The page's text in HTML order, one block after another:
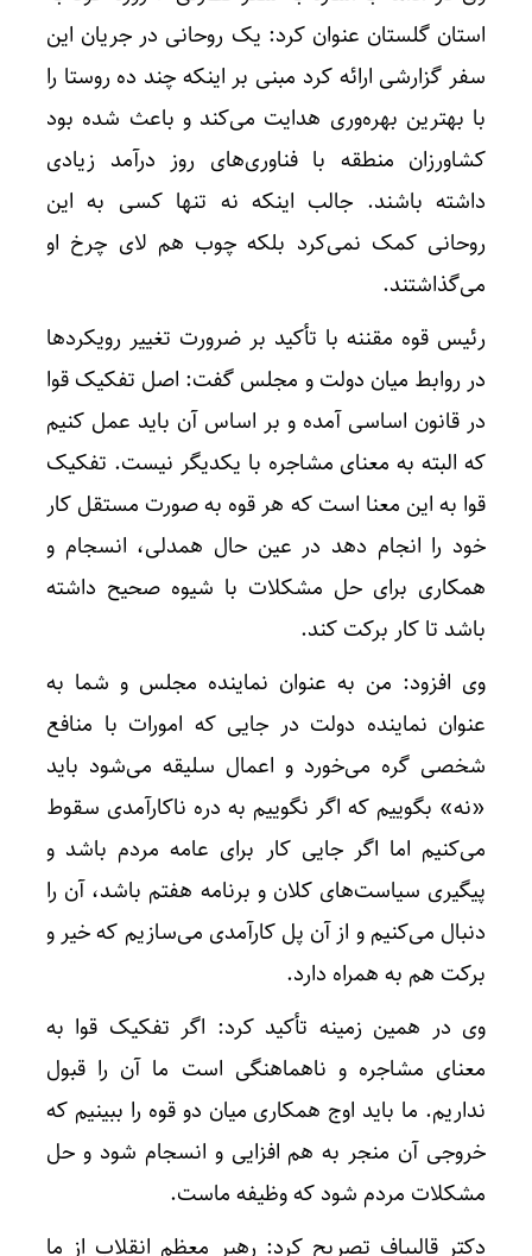
استان گلستان عنوان کرد: یک روحانی در جریان این
سفر گزارشی ارائه کرد مبنی بر اینکه چند ده روستا را
با بهترین بهره‌وری هدایت می‌کند و باعث شده بود
کشاورزان منطقه با فناوری‌های روز درآمد زیادی
داشته باشند. جالب اینکه نه تنها کسی به این
روحانی کمک نمی‌کرد بلکه چوب هم لای چرخ او
می‌گذاشتند.
رئیس قوه مقننه با تأکید بر ضرورت تغییر رویکردها
در روابط میان دولت و مجلس گفت: اصل تفکیک قوا
در قانون اساسی آمده و بر اساس آن باید عمل کنیم
که البته به معنای مشاجره با یکدیگر نیست. تفکیک
قوا به این معنا است که هر قوه به صورت مستقل کار
خود را انجام دهد در عین حال همدلی، انسجام و
همکاری برای حل مشکلات با شیوه صحیح داشته
باشد تا کار برکت کند.
وی افزود: من به عنوان نماینده مجلس و شما به
عنوان نماینده دولت در جایی که امورات با منافع
شخصی گره می‌خورد و اعمال سلیقه می‌شود باید
«نه» بگوییم که اگر نگوییم به دره ناکارآمدی سقوط
می‌کنیم اما اگر جایی کار برای عامه مردم باشد و
پیگیری سیاست‌های کلان و برنامه هفتم باشد، آن را
دنبال می‌کنیم و از آن پل کارآمدی می‌سازیم که خیر و
برکت هم به همراه دارد.
وی در همین زمینه تأکید کرد: اگر تفکیک قوا به
معنای مشاجره و ناهماهنگی است ما آن را قبول
نداریم. ما باید اوج همکاری میان دو قوه را ببینیم که
خروجی آن منجر به هم افزایی و انسجام شود و حل
مشکلات مردم شود که وظیفه ماست.
دکتر قالیباف تصریح کرد: رهبر معظم انقلاب از ما